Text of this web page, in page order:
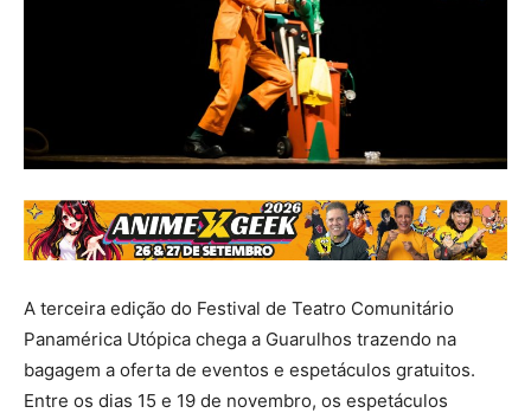
A terceira edição do Festival de Teatro Comunitário
Panamérica Utópica chega a Guarulhos trazendo na
bagagem a oferta de eventos e espetáculos gratuitos.
Entre os dias 15 e 19 de novembro, os espetáculos